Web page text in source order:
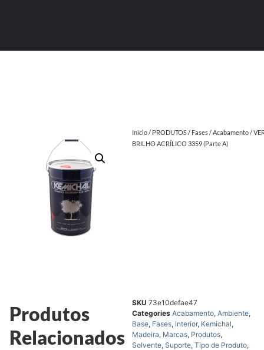
Início/ PRODUTOS/ Fases/Acabamento/
BRILHO ACRÍLICO 3359 (Parte A)
Produtos
Relacionados
SKU 73e10defae47
Categories Acabamento, Ambiente,
Base, Fases, Interior, Kemichal,
Madeira, Marcas, Produtos,
Solvente, Suporte, Tipo de Produto,